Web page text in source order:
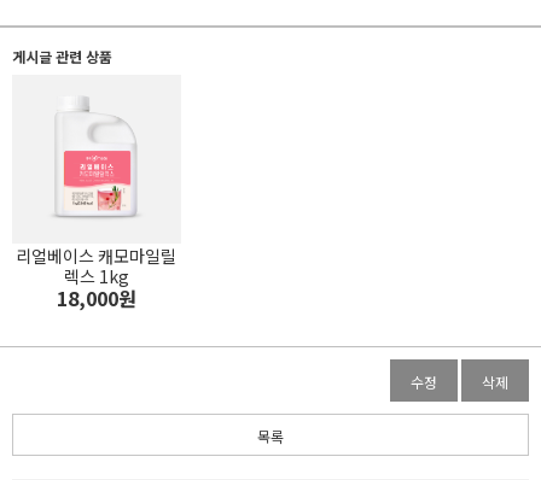
게시글 관련 상품
리얼베이스 캐모마일릴
렉스 1kg
18,000원
수정 삭제
목록